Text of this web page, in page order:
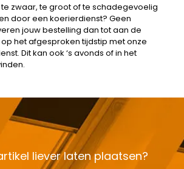
zwaar, te groot of te schadegevoelig
door een koerierdienst? Geen
jouw bestelling dan tot aan de
het afgesproken tijdstip met onze
Dit kan ook ‘s avonds of in het
liever laten plaatsen?